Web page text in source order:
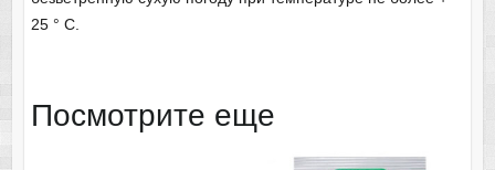
25 ° С.
Посмотрите еще